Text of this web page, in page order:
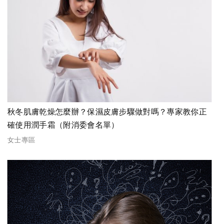
秋冬肌膚乾燥怎麼辦？保濕皮膚步驟做對嗎？專家教你正
確使用潤手霜（附消委會名單）
女士專區